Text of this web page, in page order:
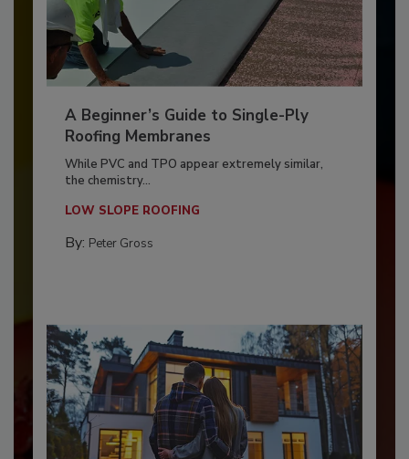
A Beginner’s Guide to Single-Ply
Roofing Membranes
While PVC and TPO appear extremely similar,
the chemistry...
LOW SLOPE ROOFING
By: Peter Gross